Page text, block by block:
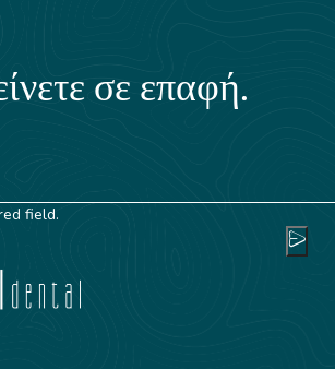
σε επαφή.
field.